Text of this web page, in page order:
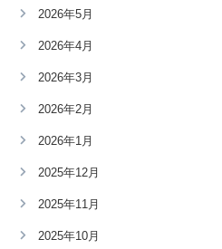
2026年5月
2026年4月
2026年3月
2026年2月
2026年1月
2025年12月
2025年11月
2025年10月